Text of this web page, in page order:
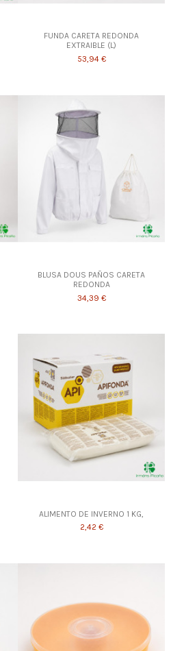
FUNDA CARETA REDONDA
EXTRAIBLE (L)
53,94 €
BLUSA DOUS PAÑOS CARETA
REDONDA
34,39 €
ALIMENTO DE INVERNO 1 KG,
2,42 €